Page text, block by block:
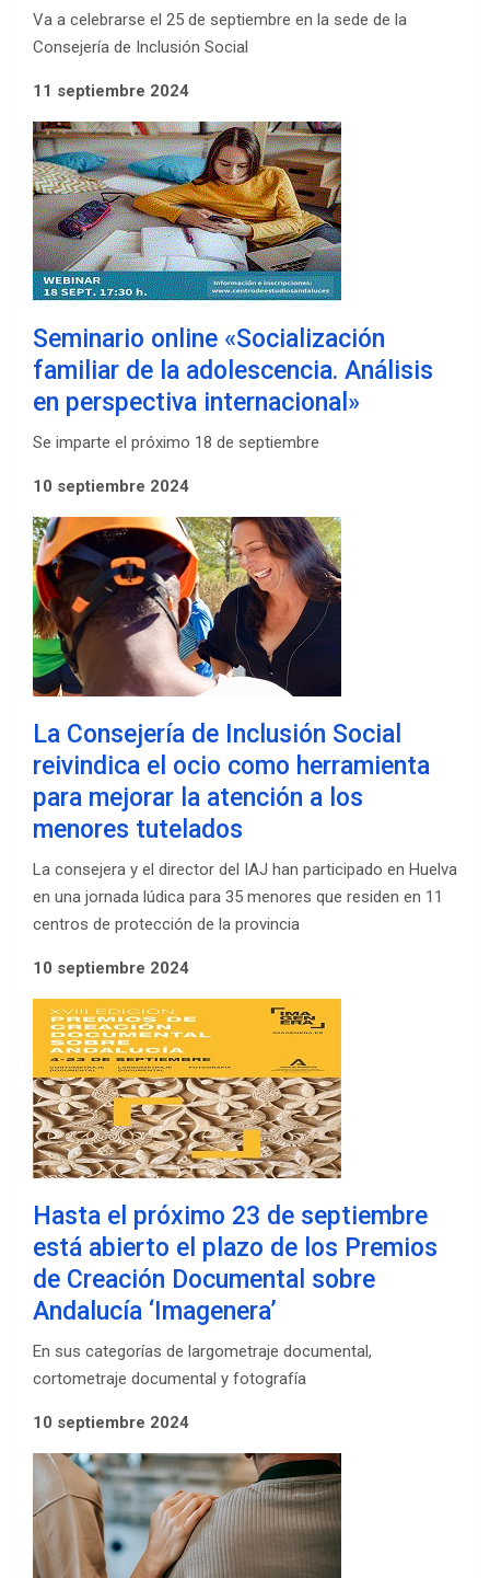
Va a celebrarse el 25 de septiembre en la sede de la
Consejería de Inclusión Social
11 septiembre 2024
Seminario online «Socialización
familiar de la adolescencia. Análisis
en perspectiva internacional»
Se imparte el próximo 18 de septiembre
10 septiembre 2024
La Consejería de Inclusión Social
reivindica el ocio como herramienta
para mejorar la atención a los
menores tutelados
La consejera y el director del IAJ han participado en Huelva
en una jornada lúdica para 35 menores que residen en 11
centros de protección de la provincia
10 septiembre 2024
Hasta el próximo 23 de septiembre
está abierto el plazo de los Premios
de Creación Documental sobre
Andalucía ‘Imagenera’
En sus categorías de largometraje documental,
cortometraje documental y fotografía
10 septiembre 2024